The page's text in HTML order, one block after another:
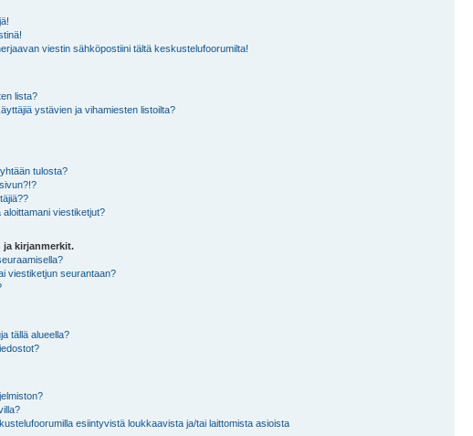
viestin sähköpostiini tältä keskustelufoorumilta!
lista?
ystävien ja vihamiesten listoilta?
tulosta?
viestiketjut?
ja kirjanmerkit.
viestiketjun seurantaan?
tällä alueella?
esiintyvistä loukkaavista ja/tai laittomista asioista